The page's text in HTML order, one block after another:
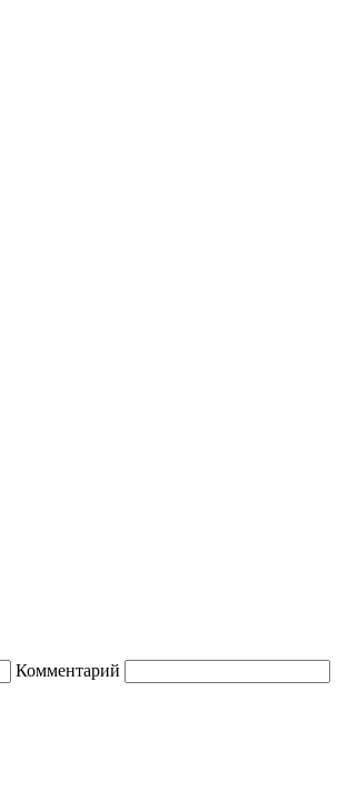
Комментарий